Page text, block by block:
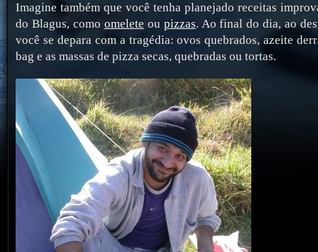
Imagine também que você tenha planejado receitas
do Blagus, como omelete ou pizzas. Ao final do dia, ao
você se depara com a tragédia: ovos quebrados, azeite
bag e as massas de pizza secas, quebradas ou tortas.